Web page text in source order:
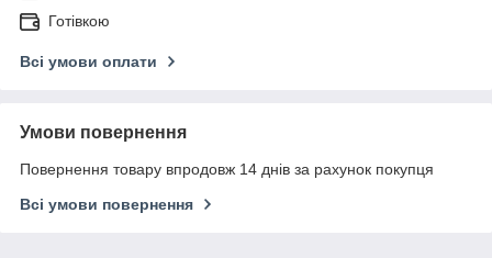
Готівкою
Всі умови оплати
Умови повернення
Повернення товару впродовж 14 днів за рахунок покупця
Всі умови повернення